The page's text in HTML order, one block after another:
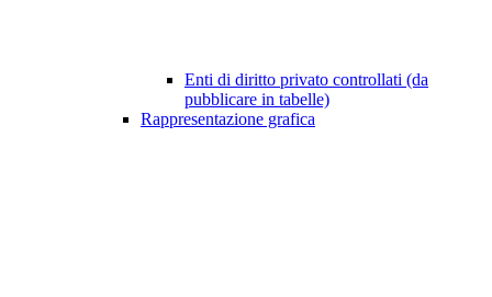
Enti di diritto privato controllati (da
pubblicare in tabelle)
Rappresentazione grafica